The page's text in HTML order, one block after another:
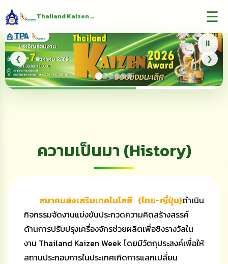
Thailand Kaizen Award ☰
❮ ❯
⏸
ความเป็นมา (History)
สมาคมส่งเสริมเทคโนโลยี (ไทย-ญี่ปุ่น)ดำเนิน
กิจกรรมจัดงานแข่งขันประกวดความคิดสร้างสรรค์
ด้านการปรับปรุงเครื่องจักรช่วยผลิตเพื่อชิงรางวัลใน
งาน Thailand Kaizen Week โดยมีวัตถุประสงค์เพื่อให้
สถานประกอบการในประเทศเกิดการแลกเปลี่ยน